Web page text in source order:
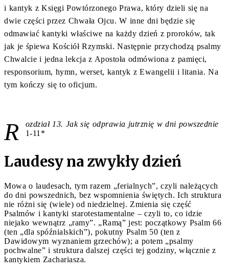
i kantyk z Księgi Powtórzonego Prawa, który dzieli się na
dwie części przez Chwała Ojcu. W inne dni będzie się
odmawiać kantyki właściwe na każdy dzień z proroków, tak
jak je śpiewa Kościół Rzymski. Następnie przychodzą psalmy
Chwalcie i jedna lekcja z Apostoła odmówiona z pamięci,
responsorium, hymn, werset, kantyk z Ewangelii i litania. Na
tym kończy się to oficjum.
R
ozdział 13. Jak się odprawia jutrznię w dni powszednie
1-11*
Laudesy na zwykły dzień
Mowa o laudesach, tym razem „ferialnych”, czyli należących
do dni powszednich, bez wspomnienia świętych. Ich struktura
nie różni się (wiele) od niedzielnej. Zmienia się część
Psalmów i kantyki starotestamentalne – czyli to, co idzie
niejako wewnątrz „ramy”. „Ramą” jest: początkowy Psalm 66
(ten „dla spóźnialskich”), pokutny Psalm 50 (ten z
Dawidowym wyznaniem grzechów); a potem „psalmy
pochwalne” i struktura dalszej części tej godziny, włącznie z
kantykiem Zachariasza.